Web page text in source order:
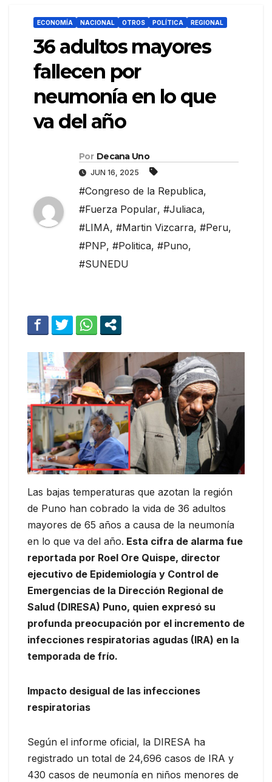
ECONOMÍA NACIONAL OTROS POLÍTICA REGIONAL
36 adultos mayores
fallecen por
neumonía en lo que
va del año
Por Decana Uno
JUN 16, 2025
#Congreso de la Republica,
#Fuerza Popular, #Juliaca,
#LIMA, #Martin Vizcarra, #Peru,
#PNP, #Politica, #Puno,
#SUNEDU
Las bajas temperaturas que azotan la región
de Puno han cobrado la vida de 36 adultos
mayores de 65 años a causa de la neumonía
en lo que va del año. Esta cifra de alarma fue
reportada por Roel Ore Quispe, director
ejecutivo de Epidemiología y Control de
Emergencias de la Dirección Regional de
Salud (DIRESA) Puno, quien expresó su
profunda preocupación por el incremento de
infecciones respiratorias agudas (IRA) en la
temporada de frío.
Impacto desigual de las infecciones
respiratorias
Según el informe oficial, la DIRESA ha
registrado un total de 24,696 casos de IRA y
430 casos de neumonía en niños menores de